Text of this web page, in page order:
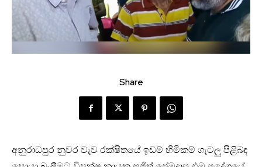
Share
අනුරාධපුර නුවර වැව රක්ෂිතයේ ඉඩම් හිමිකම් ගැටලු පිළිබඳ